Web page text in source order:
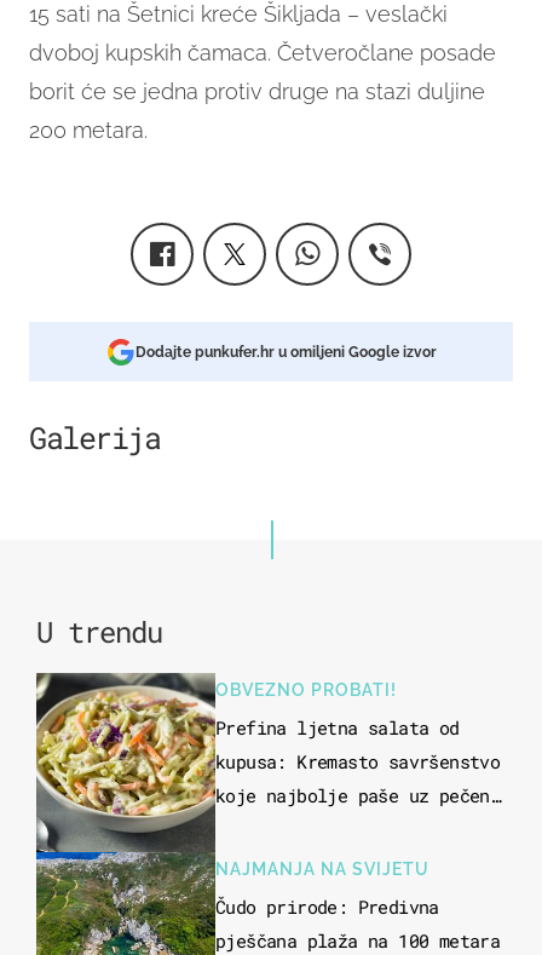
15 sati na Šetnici kreće Šikljada – veslački
dvoboj kupskih čamaca. Četveročlane posade
borit će se jedna protiv druge na stazi duljine
200 metara.
Dodajte punkufer.hr u omiljeni Google izvor
Galerija
U trendu
OBVEZNO PROBATI!
Prefina ljetna salata od
kupusa: Kremasto savršenstvo
koje najbolje paše uz pečeno
NAJMANJA NA SVIJETU
Čudo prirode: Predivna
pješčana plaža na 100 metara